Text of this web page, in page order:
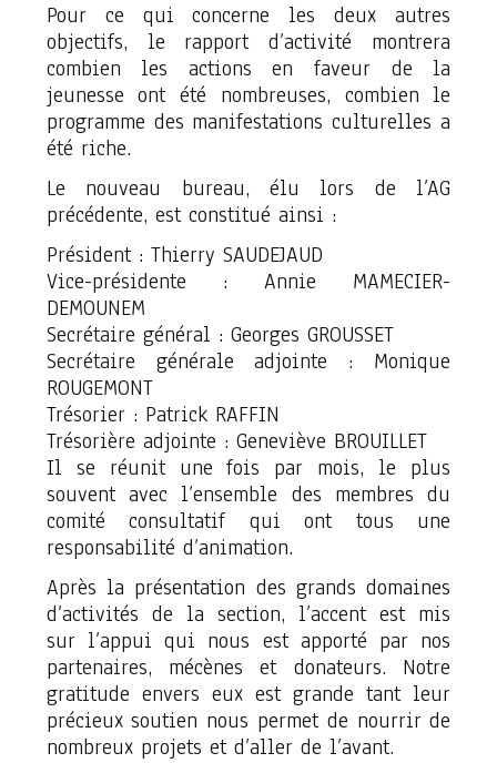
Pour ce qui concerne les deux autres
objectifs, le rapport d’activité montrera
combien les actions en faveur de la
jeunesse ont été nombreuses, combien le
programme des manifestations culturelles a
été riche.
Le nouveau bureau, élu lors de l’AG
précédente, est constitué ainsi :
Président : Thierry SAUDEJAUD
Vice-présidente : Annie MAMECIER-
DEMOUNEM
Secrétaire général : Georges GROUSSET
Secrétaire générale adjointe : Monique
ROUGEMONT
Trésorier : Patrick RAFFIN
Trésorière adjointe : Geneviève BROUILLET
Il se réunit une fois par mois, le plus
souvent avec l’ensemble des membres du
comité consultatif qui ont tous une
responsabilité d’animation.
Après la présentation des grands domaines
d’activités de la section, l’accent est mis
sur l’appui qui nous est apporté par nos
partenaires, mécènes et donateurs. Notre
gratitude envers eux est grande tant leur
précieux soutien nous permet de nourrir de
nombreux projets et d’aller de l’avant.